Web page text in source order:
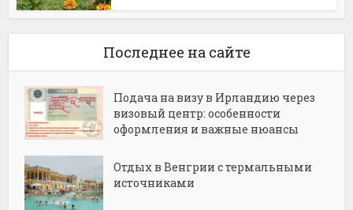
Последнее на сайте
Подача на визу в Ирландию через
визовый центр: особенности
оформления и важные нюансы
Отдых в Венгрии с термальными
источниками